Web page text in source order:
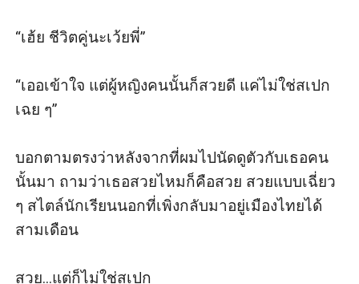
“เฮ้ย ชีวิตคู่นะเว้ยพี่”
“เออเข้าใจ แต่ผู้หญิงคนนั้นก็สวยดี แค่ไม่ใช่สเปก
เฉย ๆ”
บอกตามตรงว่าหลังจากที่ผมไปนัดดูตัวกับเธอคน
นั้นมา ถามว่าเธอสวยไหมก็คือสวย สวยแบบเฉี่ยว
ๆ สไตล์นักเรียนนอกที่เพิ่งกลับมาอยู่เมืองไทยได้
สามเดือน
สวย...แต่ก็ไม่ใช่สเปก